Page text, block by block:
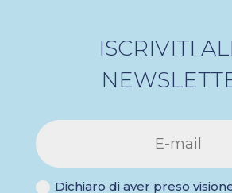
ISCRIVITI
Dichiaro di aver preso